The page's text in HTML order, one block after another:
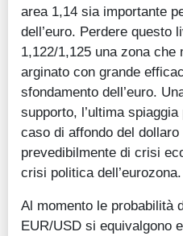
area 1,14 sia importante
dell’euro. Perdere questo
1,122/1,125 una zona che
arginato con grande
sfondamento dell’euro.
supporto, l’ultima
caso di affondo del
prevedibilmente di crisi
crisi politica dell’eurozona.
Al momento le probabilità
EUR/USD si equivalgono